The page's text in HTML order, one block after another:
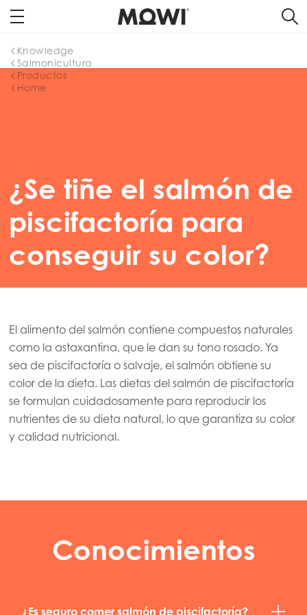
Mowi Global
Mowi China
Mowi Japan
Mowi Korea
Mowi Taiwan
Mowi Czechia (CZ)
Home
Productos
Salmonicultura
Knowledge
¿Se tiñe el salmón de
piscifactoría para
conseguir su color?
El alimento del salmón contiene compuestos naturales
como la astaxantina, que le dan su tono rosado. Ya
sea de piscifactoría o salvaje, el salmón obtiene su
color de la dieta. Las dietas del salmón de piscifactoría
se formulan cuidadosamente para reproducir los
nutrientes de su dieta natural, lo que garantiza su color
y calidad nutricional.
Conocimientos
¿Es seguro comer salmón de piscifactoría?